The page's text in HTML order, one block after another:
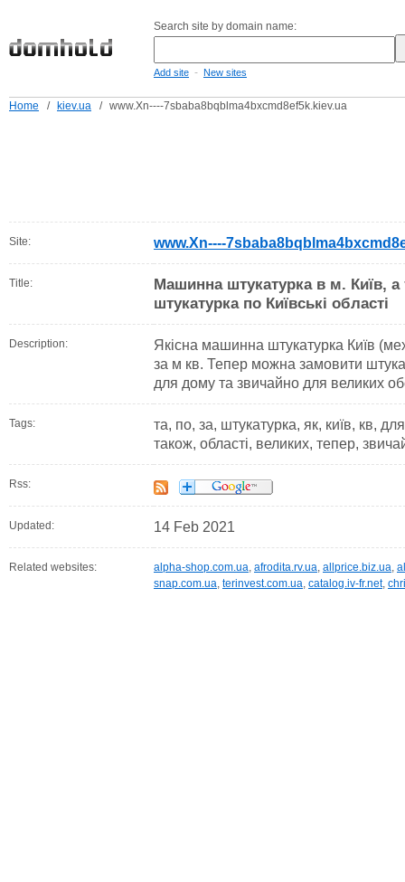
Search site by domain name:
Add site - New sites
Home / kiev.ua / www.Xn----7sbaba8bqblma4bxcmd8ef5k.kiev.ua
Site: www.Xn----
Title:
Машинна штукатурка в м. Київ, а
штукатурка по Київські області
Description:
Якісна машинна штукатурка Київ
за м кв. Тепер можна замовити
для дому та звичайно для великих
Tags:
та, по, за, штукатурка, як, київ, кв,
також, області, великих, тепер,
Rss:
Updated: 14 Feb 2021
Related websites: alpha-shop.com.ua, afrodita.rv.ua, allprice.biz.ua,
snap.com.ua, terinvest.com.ua, catalog.iv-fr.net,